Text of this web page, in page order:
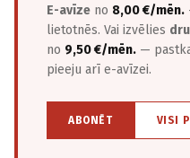
E-avīze no 8,00 €/mēn.
lietotnēs. Vai izvēlies
no 9,50 €/mēn. —
pieeju arī e-avīzei.
ABONĒT VISI